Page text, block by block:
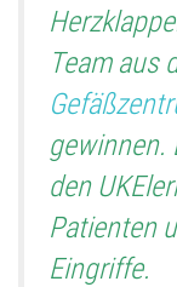
Team aus
gewinnen.
den
Patienten
Eingriffe.